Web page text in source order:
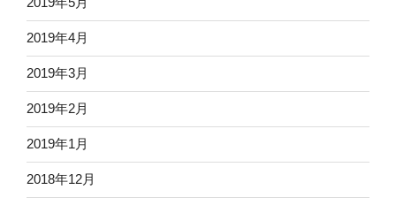
2019年4月
2019年3月
2019年2月
2019年1月
2018年12月